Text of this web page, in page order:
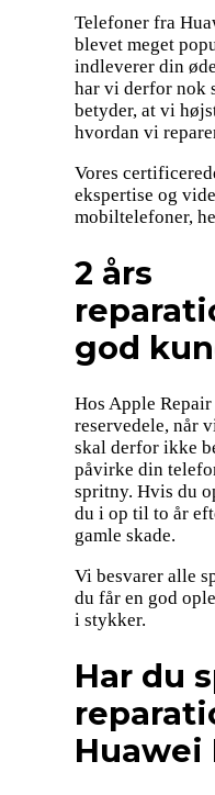
Telefoner fra
blevet meget
indleverer din
har vi derfor nok
betyder, at vi
hvordan vi
Vores
ekspertise og
mobiltelefoner,
2 års
god
Hos Apple
reservedele, når
skal derfor ikke
påvirke din
spritny. Hvis du
du i op til to år
gamle skade.
Vi besvarer alle
du får en god
i stykker.
Har du
Huawei